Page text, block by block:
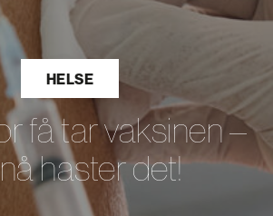
HELSE
få tar vaksinen –
haster det!